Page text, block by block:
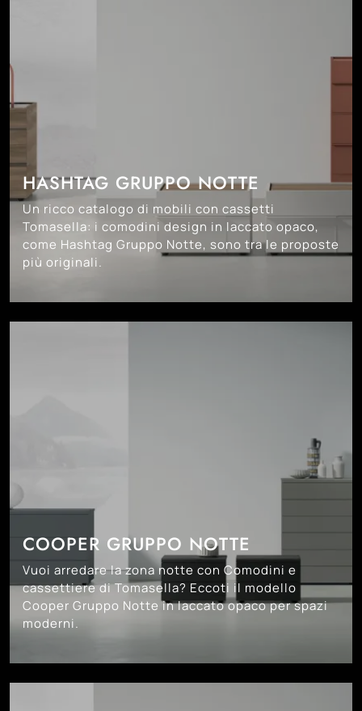
HASHTAG GRUPPO NOTTE
Un ricco catalogo di mobili con cassetti
Tomasella: i comodini design in laccato opaco,
come Hashtag Gruppo Notte, sono tra le proposte
più originali.
COOPER GRUPPO NOTTE
Vuoi arredare la zona notte con Comodini e
cassettiere di Tomasella? Eccoti il modello
Cooper Gruppo Notte in laccato opaco per spazi
moderni.